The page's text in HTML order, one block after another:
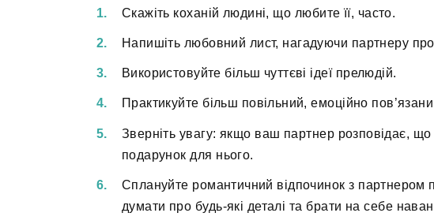
Скажіть коханій людині, що любите її, часто.
Напишіть любовний лист, нагадуючи партнеру
Використовуйте більш чуттєві ідеї прелюдій.
Практикуйте більш повільний, емоційно
Зверніть увагу: якщо ваш партнер розповідає, що
подарунок для нього.
Сплануйте романтичний відпочинок з партнером
думати про будь-які деталі та брати на себе